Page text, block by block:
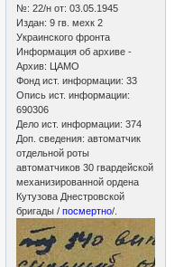
№: 22/н от: 03.05.1945
Издан: 9 гв. мехк 2
Украинского фронта
Информация об архиве -
Архив: ЦАМО
Фонд ист. информации: 33
Опись ист. информации:
690306
Дело ист. информации: 374
Доп. сведения: автоматчик
отдельной роты
автоматчиков 30 гвардейской
механизированной ордена
Кутузова Днестровской
бригады / посмертно/.